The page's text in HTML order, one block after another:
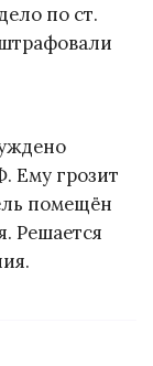
по ст.
Ему грозит
помещён
Решается